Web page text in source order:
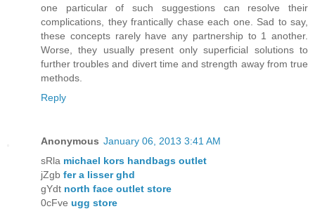
one particular of such suggestions can resolve their
complications, they frantically chase each one. Sad to say,
these concepts rarely have any partnership to 1 another.
Worse, they usually present only superficial solutions to
further troubles and divert time and strength away from true
methods.
Reply
Anonymous January 06, 2013 3:41 AM
sRla michael kors handbags outlet
jZgb fer a lisser ghd
gYdt north face outlet store
0cFve ugg store